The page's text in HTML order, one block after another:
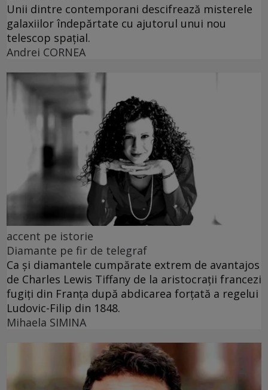
Unii dintre contemporani descifrează misterele
galaxiilor îndepărtate cu ajutorul unui nou
telescop spațial.
Andrei CORNEA
accent pe istorie
Diamante pe fir de telegraf
Ca și diamantele cumpărate extrem de avantajos
de Charles Lewis Tiffany de la aristocrații francezi
fugiți din Franța după abdicarea forțată a regelui
Ludovic-Filip din 1848.
Mihaela SIMINA